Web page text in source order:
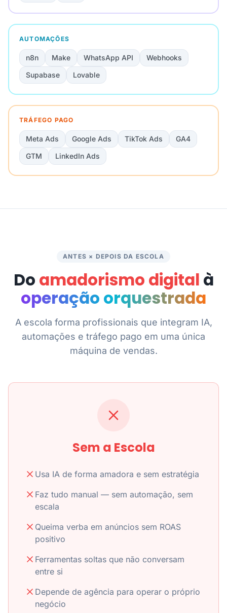
AUTOMAÇÕES
n8n Make WhatsApp API
Webhooks
Supabase
Lovable
TRÁFEGO PAGO
Meta Ads Google Ads TikTok Ads
GA4
GTM
LinkedIn Ads
ANTES × DEPOIS DA ESCOLA
Do amadorismo digital à
operação orquestrada
A escola forma profissionais que integram IA,
automações e tráfego pago em uma única
máquina de vendas.
Sem a Escola
Usa IA de forma amadora e sem estratégia
Faz tudo manual — sem automação, sem
escala
Queima verba em anúncios sem ROAS
positivo
Ferramentas soltas que não conversam
entre si
Depende de agência para operar o próprio
negócio